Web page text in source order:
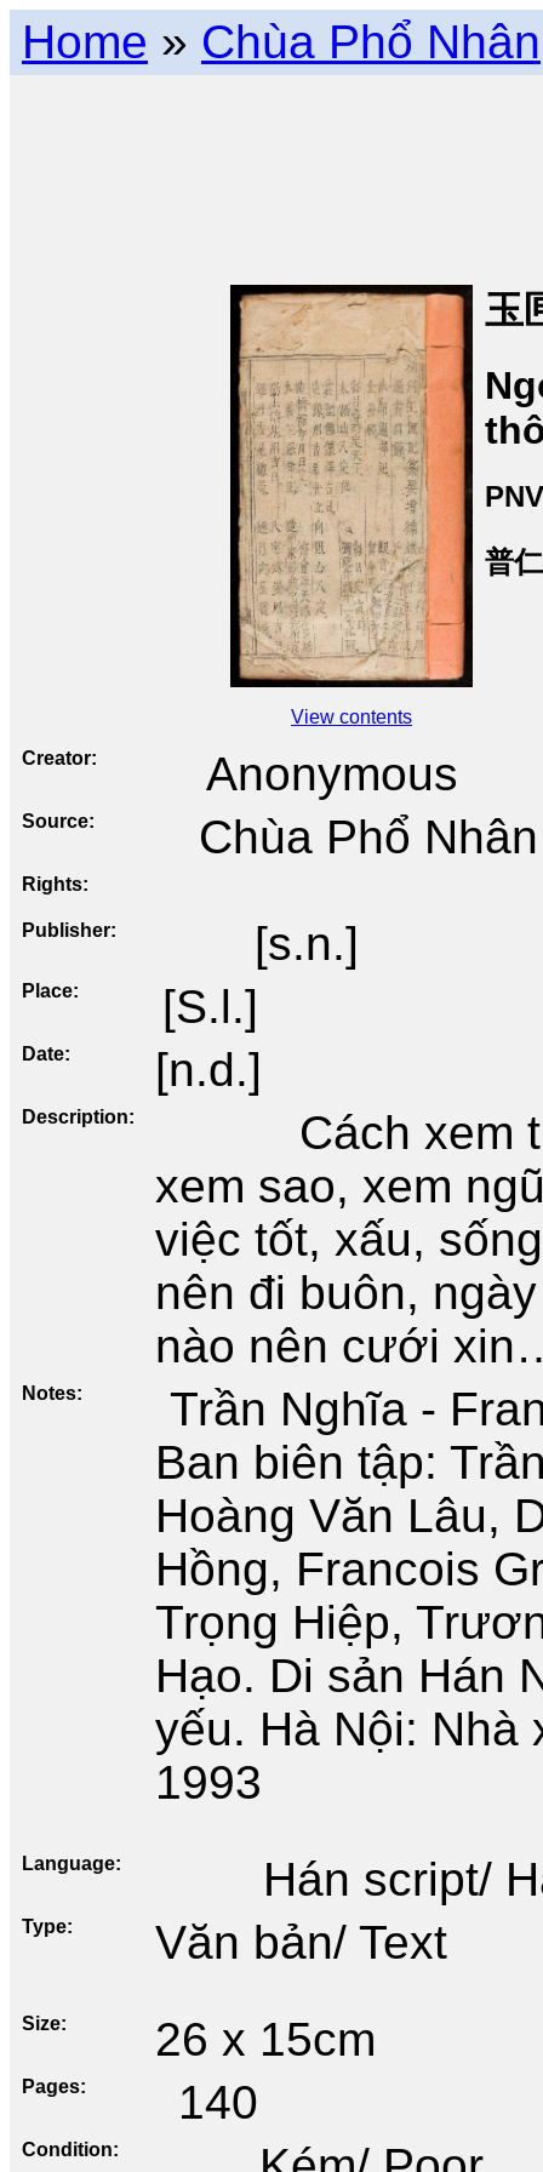
Home » Chùa Phổ Nhân
View contents
玉
普
Creator Anonymous
Source Chùa Phổ Nhân
Rights
Publisher [s.n.]
Place [S.l.]
Date [n.d.]
Description
Cách xem
xem sao, xem
việc tốt, xấu,
nên đi buôn,
nào nên cưới
Notes
Trần Nghĩa -
Ban biên tập:
Hoàng Văn Lâu,
Hồng, Francois
Trọng Hiệp,
Hạo. Di sản Hán
yếu. Hà Nội: Nhà
1993
Language Hán script/
Type Văn bản/ Text
Size 26 x 15cm
Pages 140
Condition